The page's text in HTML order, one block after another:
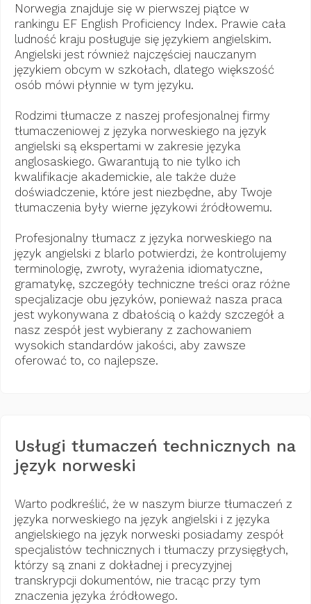
Norwegia znajduje się w pierwszej piątce w
rankingu EF English Proficiency Index. Prawie cała
ludność kraju posługuje się językiem angielskim.
Angielski jest również najczęściej nauczanym
językiem obcym w szkołach, dlatego większość
osób mówi płynnie w tym języku.
Rodzimi tłumacze z naszej profesjonalnej firmy
tłumaczeniowej z języka norweskiego na język
angielski są ekspertami w zakresie języka
anglosaskiego. Gwarantują to nie tylko ich
kwalifikacje akademickie, ale także duże
doświadczenie, które jest niezbędne, aby Twoje
tłumaczenia były wierne językowi źródłowemu.
Profesjonalny tłumacz z języka norweskiego na
język angielski z blarlo potwierdzi, że kontrolujemy
terminologię, zwroty, wyrażenia idiomatyczne,
gramatykę, szczegóły techniczne treści oraz różne
specjalizacje obu języków, ponieważ nasza praca
jest wykonywana z dbałością o każdy szczegół a
nasz zespół jest wybierany z zachowaniem
wysokich standardów jakości, aby zawsze
oferować to, co najlepsze.
Usługi tłumaczeń technicznych na
język norweski
Warto podkreślić, że w naszym biurze tłumaczeń z
języka norweskiego na język angielski i z języka
angielskiego na język norweski posiadamy zespół
specjalistów technicznych i tłumaczy przysięgłych,
którzy są znani z dokładnej i precyzyjnej
transkrypcji dokumentów, nie tracąc przy tym
znaczenia języka źródłowego.